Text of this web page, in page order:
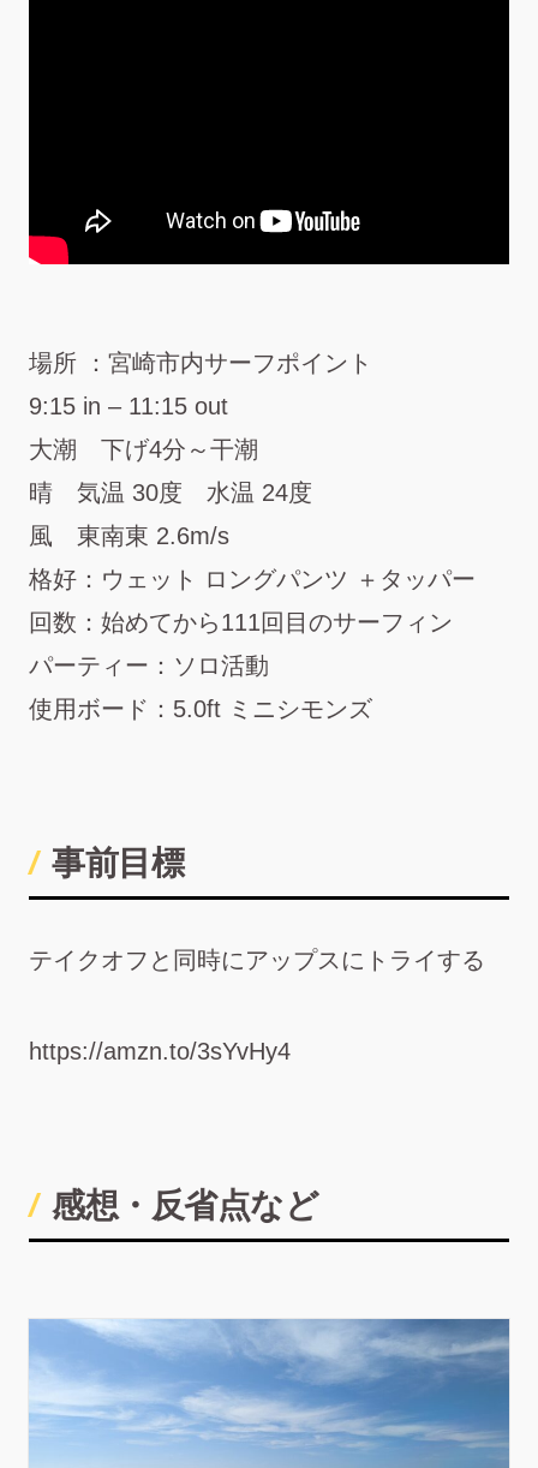
場所 ：宮崎市内サーフポイント
9:15 in – 11:15 out
大潮 下げ4分～干潮
晴 気温 30度 水温 24度
風 東南東 2.6m/s
格好：ウェット ロングパンツ ＋タッパー
回数：始めてから111回目のサーフィン
パーティー：ソロ活動
使用ボード：5.0ft ミニシモンズ
事前目標
テイクオフと同時にアップスにトライする
https://amzn.to/3sYvHy4
感想・反省点など